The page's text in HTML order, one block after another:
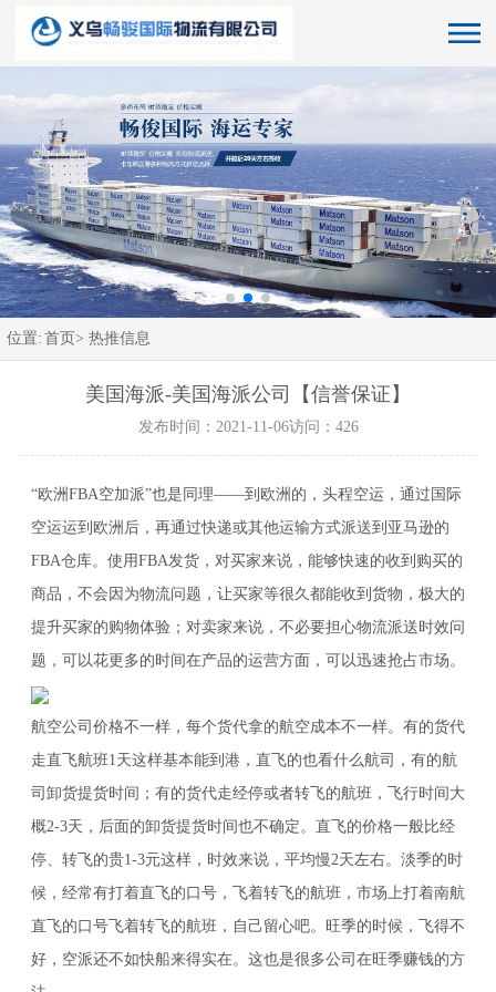
位置: 首页> 热推信息
美国海派-美国海派公司【信誉保证】
发布时间：2021-11-06访问：426
“欧洲FBA空加派”也是同理——到欧洲的，头程空运，通过国际
空运运到欧洲后，再通过快递或其他运输方式派送到亚马逊的
FBA仓库。使用FBA发货，对买家来说，能够快速的收到购买的
商品，不会因为物流问题，让买家等很久都能收到货物，极大的
提升买家的购物体验；对卖家来说，不必要担心物流派送时效问
题，可以花更多的时间在产品的运营方面，可以迅速抢占市场。
航空公司价格不一样，每个货代拿的航空成本不一样。有的货代
走直飞航班1天这样基本能到港，直飞的也看什么航司，有的航
司卸货提货时间；有的货代走经停或者转飞的航班，飞行时间大
概2-3天，后面的卸货提货时间也不确定。直飞的价格一般比经
停、转飞的贵1-3元这样，时效来说，平均慢2天左右。淡季的时
候，经常有打着直飞的口号，飞着转飞的航班，市场上打着南航
直飞的口号飞着转飞的航班，自己留心吧。旺季的时候，飞得不
好，空派还不如快船来得实在。这也是很多公司在旺季赚钱的方